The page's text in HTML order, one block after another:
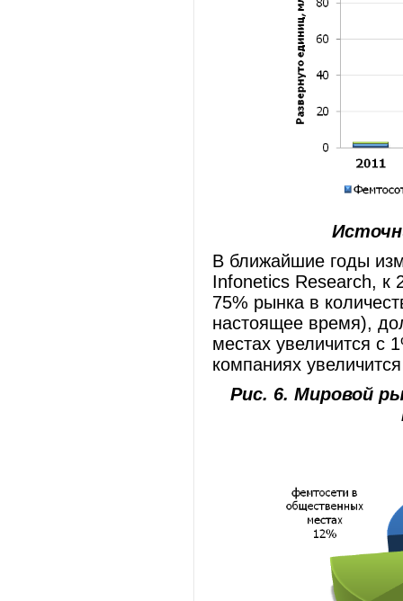
В ближайшие годы
Infonetics Research, к
75% рынка в
настоящее время),
местах увеличится с
компаниях
Рис. 6. Мировой